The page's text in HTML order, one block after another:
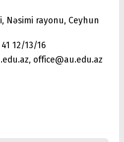
Nəsimi rayonu, Ceyhun
12/13/16
office@au.edu.az